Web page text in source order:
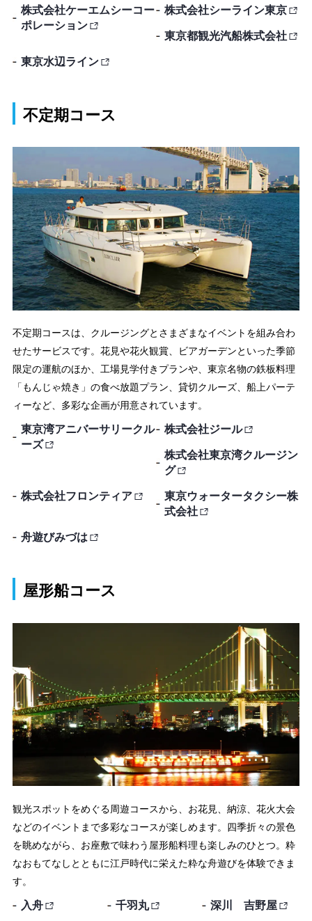
株式会社ケーエムシーコー
ポレーション
株式会社シーライン東京
東京都観光汽船株式会社
東京水辺ライン
不定期コース
不定期コースは、クルージングとさまざまなイベントを組み合わ
せたサービスです。花見や花火観賞、ビアガーデンといった季節
限定の運航のほか、工場見学付きプランや、東京名物の鉄板料理
「もんじゃ焼き」の食べ放題プラン、貸切クルーズ、船上パーテ
ィーなど、多彩な企画が用意されています。
東京湾アニバーサリークル
ーズ
株式会社ジール
株式会社東京湾クルージン
グ
株式会社フロンティア
東京ウォータータクシー株
式会社
舟遊びみづは
屋形船コース
観光スポットをめぐる周遊コースから、お花見、納涼、花火大会
などのイベントまで多彩なコースが楽しめます。四季折々の景色
を眺めながら、お座敷で味わう屋形船料理も楽しみのひとつ。粋
なおもてなしとともに江戸時代に栄えた粋な舟遊びを体験できま
す。
入舟 千羽丸
深川 吉野屋